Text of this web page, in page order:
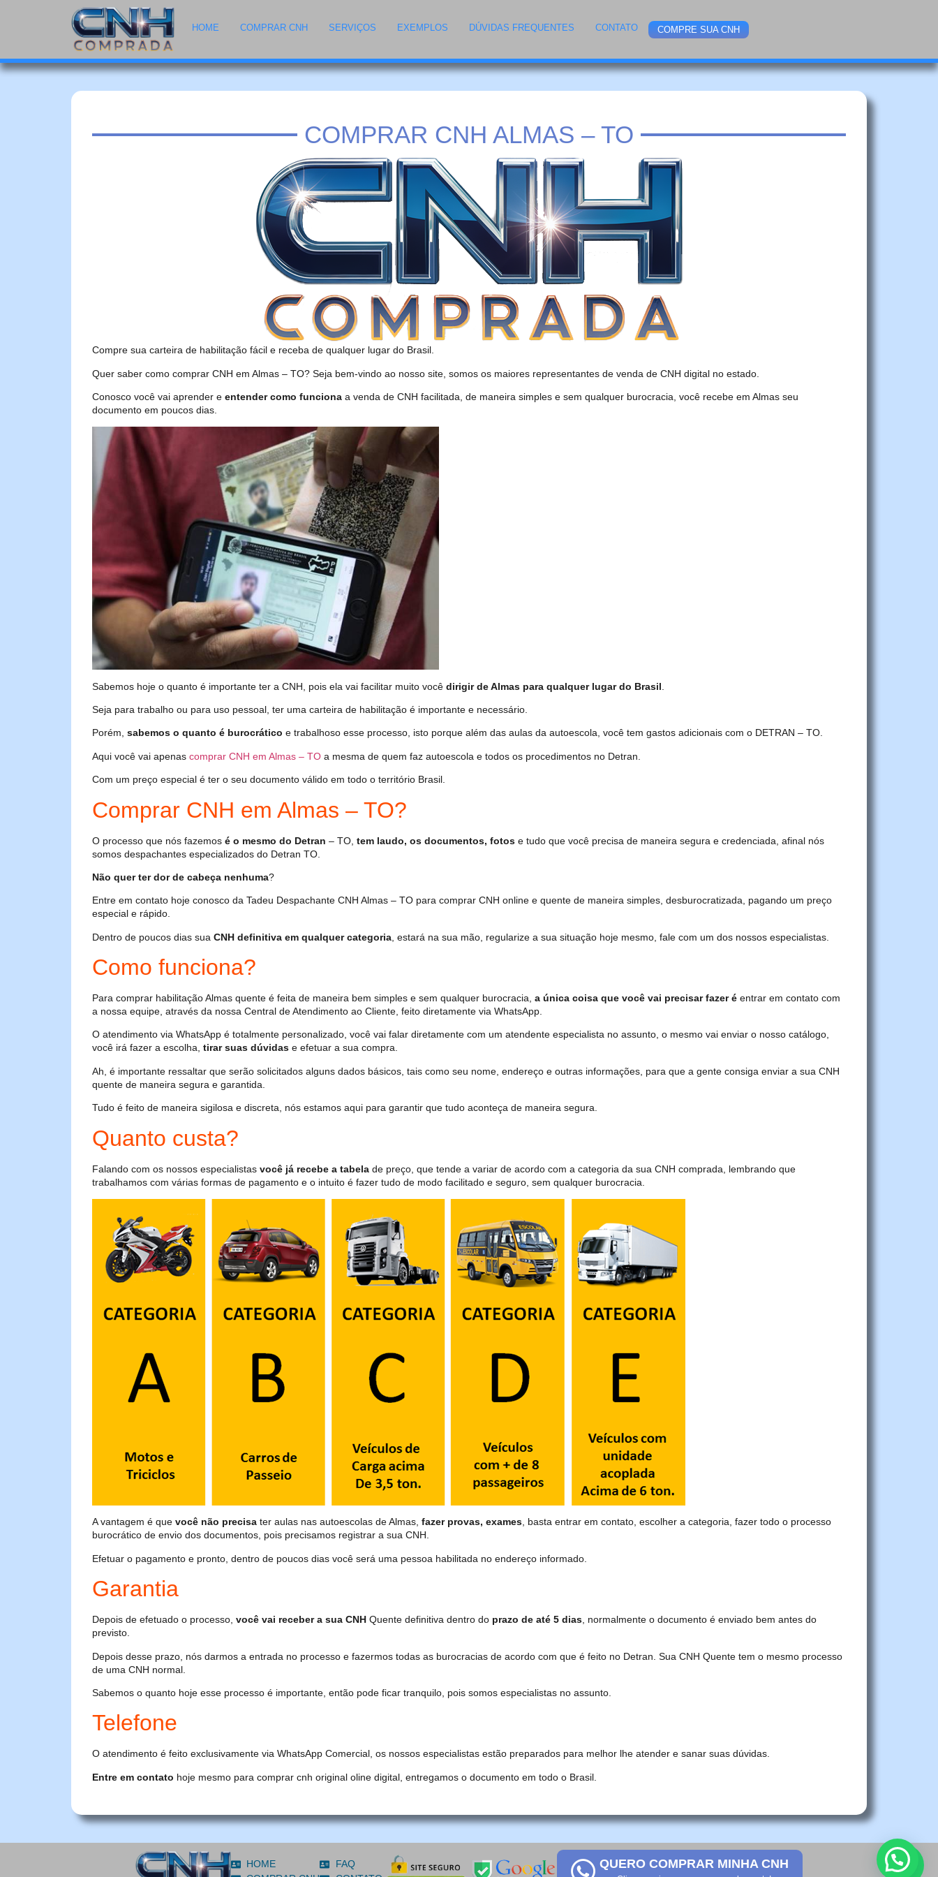
HOME COMPRAR CNH SERVIÇOS EXEMPLOS DÚVIDAS FREQUENTES CONTATO COMPRE SUA CNH
COMPRAR CNH ALMAS – TO
Compre sua carteira de habilitação fácil e receba de qualquer lugar do Brasil.
Quer saber como comprar CNH em Almas – TO? Seja bem-vindo ao nosso site, somos os maiores representantes de venda de CNH digital no estado.
Conosco você vai aprender e entender como funciona a venda de CNH facilitada, de maneira simples e sem qualquer burocracia, você recebe em Almas seu
documento em poucos dias.
Sabemos hoje o quanto é importante ter a CNH, pois ela vai facilitar muito você dirigir de Almas para qualquer lugar do Brasil
Seja para trabalho ou para uso pessoal, ter uma carteira de habilitação é importante e necessário.
Porém, sabemos o quanto é burocrático e trabalhoso esse processo, isto porque além das aulas da autoescola, você tem gastos adicionais com o DETRAN – TO.
Aqui você vai apenas comprar CNH em Almas – TO a mesma de quem faz autoescola e todos os procedimentos no Detran.
Com um preço especial é ter o seu documento válido em todo o território Brasil.
Comprar CNH em Almas – TO?
O processo que nós fazemos é o mesmo do Detran – TO, tem laudo, os documentos, fotos e tudo que você precisa de maneira segura e credenciada, afinal nós
somos despachantes especializados do Detran TO.
Não quer ter dor de cabeça nenhuma?
Entre em contato hoje conosco da Tadeu Despachante CNH Almas – TO para comprar CNH online e quente de maneira simples, desburocratizada, pagando um preço
especial e rápido.
Dentro de poucos dias sua CNH definitiva em qualquer categoria , estará na sua mão, regularize a sua situação hoje mesmo, fale com um dos nossos especialistas.
Como funciona?
Para comprar habilitação Almas quente é feita de maneira bem simples e sem qualquer burocracia, a única coisa que você vai precisar fazer é entrar em contato com
a nossa equipe, através da nossa Central de Atendimento ao Cliente, feito diretamente via WhatsApp.
O atendimento via WhatsApp é totalmente personalizado, você vai falar diretamente com um atendente especialista no assunto, o mesmo vai enviar o nosso catálogo,
você irá fazer a escolha, tirar suas dúvidas e efetuar a sua compra.
Ah, é importante ressaltar que serão solicitados alguns dados básicos, tais como seu nome, endereço e outras informações, para que a gente consiga enviar a sua CNH
quente de maneira segura e garantida.
Tudo é feito de maneira sigilosa e discreta, nós estamos aqui para garantir que tudo aconteça de maneira segura.
Quanto custa?
Falando com os nossos especialistas você já recebe a tabela de preço, que tende a variar de acordo com a categoria da sua CNH comprada, lembrando que
trabalhamos com várias formas de pagamento e o intuito é fazer tudo de modo facilitado e seguro, sem qualquer burocracia.
A vantagem é que você não precisa ter aulas nas autoescolas de Almas, fazer provas, exames, basta entrar em contato, escolher a categoria, fazer todo o processo
burocrático de envio dos documentos, pois precisamos registrar a sua CNH.
Efetuar o pagamento e pronto, dentro de poucos dias você será uma pessoa habilitada no endereço informado.
Garantia
Depois de efetuado o processo, você vai receber a sua CNH Quente definitiva dentro do prazo de até 5 dias, normalmente o documento é enviado bem antes do
previsto.
Depois desse prazo, nós darmos a entrada no processo e fazermos todas as burocracias de acordo com que é feito no Detran. Sua CNH Quente tem o mesmo processo
de uma CNH normal.
Sabemos o quanto hoje esse processo é importante, então pode ficar tranquilo, pois somos especialistas no assunto.
Telefone
O atendimento é feito exclusivamente via WhatsApp Comercial, os nossos especialistas estão preparados para melhor lhe atender e sanar suas dúvidas.
Entre em contato hoje mesmo para comprar cnh original oline digital, entregamos o documento em todo o Brasil.
HOME
FAQ
QUERO COMPRAR MINHA CNH